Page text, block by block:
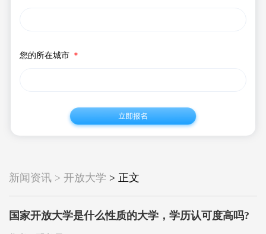
您的所在城市 ＊
新闻资讯 > 开放大学 > 正文
国家开放大学是什么性质的大学，学历认可度高吗?